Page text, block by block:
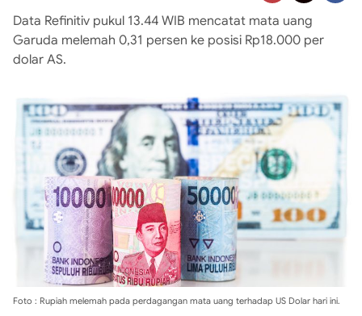
Data Refinitiv pukul 13.44 WIB mencatat mata uang
Garuda melemah 0,31 persen ke posisi Rp18.000 per
dolar AS.
Foto : Rupiah melemah pada perdagangan mata uang terhadap US Dolar hari ini.